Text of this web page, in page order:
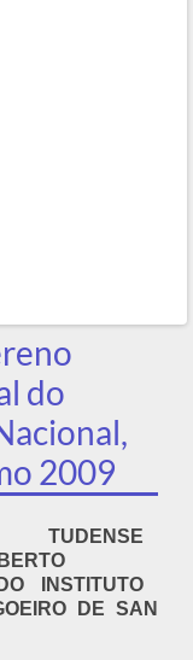
do
2009
INSTITUTO
DE SAN